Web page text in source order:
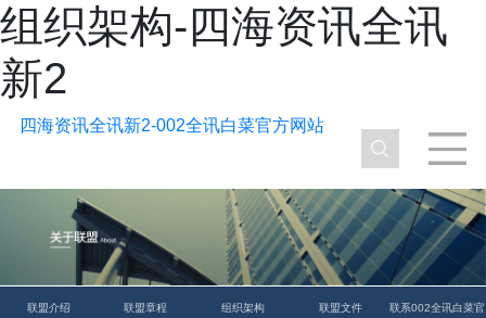
组织架构-四海资讯全讯
新2
四海资讯全讯新2-002全讯白菜官方网站
联盟介绍 联盟章程 组织架构 联盟文件 联系002全讯白菜官